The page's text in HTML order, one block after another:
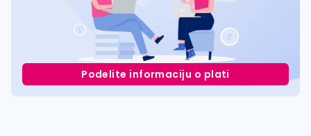
Podelite informaciju o plati